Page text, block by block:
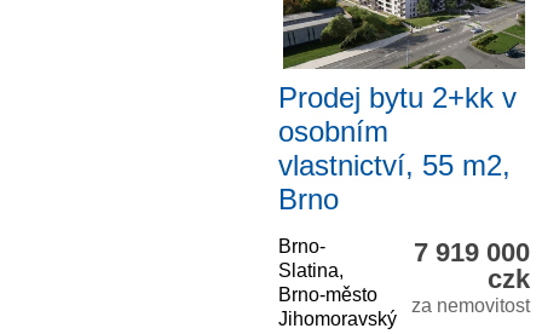
Prodej bytu 2+kk v
osobním
vlastnictví, 55 m2,
Brno
Brno-
Slatina,
Brno-město
Jihomoravský
7 919 000
czk
za nemovitost